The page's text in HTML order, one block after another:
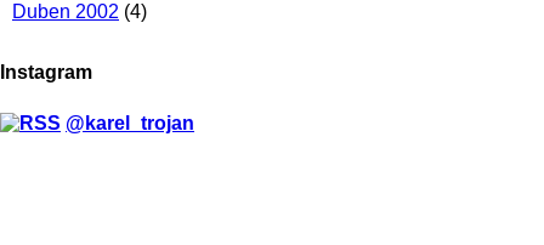
Duben 2002 (4)
Instagram
@karel_trojan